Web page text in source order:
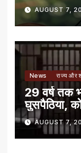
AUGUST 7,
News राज्य और
29 वर्ष तक
घुसपैठिया,
AUGUST 7,